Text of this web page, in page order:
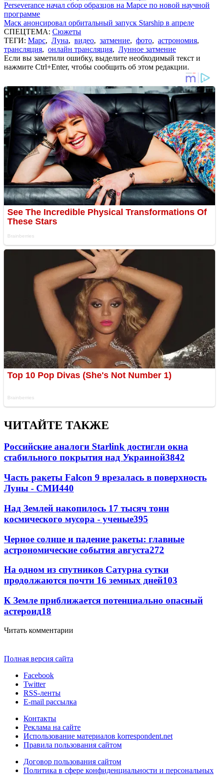
Perseverance начал сбор образцов на Марсе по новой научной
программе
Маск анонсировал орбитальный запуск Starship в апреле
СПЕЦТЕМА: Сюжеты
ТЕГИ: Марс, Луна, видео, затмение, фото, астрономия,
трансляция, онлайн трансляция, Лунное затмение
Если вы заметили ошибку, выделите необходимый текст и
нажмите Ctrl+Enter, чтобы сообщить об этом редакции.
ЧИТАЙТЕ ТАКЖЕ
Российские аналоги Starlink достигли окна
стабильного покрытия над Украиной3842
Часть ракеты Falcon 9 врезалась в поверхность
Луны - СМИ440
Над Землей накопилось 17 тысяч тонн
космического мусора - ученые395
Черное солнце и падение ракеты: главные
астрономические события августа272
На одном из спутников Сатурна сутки
продолжаются почти 16 земных дней103
К Земле приближается потенциально опасный
астероид18
Читать комментарии
Полная версия сайта
Facebook
Twitter
RSS-ленты
E-mail рассылка
Контакты
Реклама на сайте
Использование материалов korrespondent.net
Правила пользования сайтом
Договор пользования сайтом
Политика в сфере конфиденциальности и персональных